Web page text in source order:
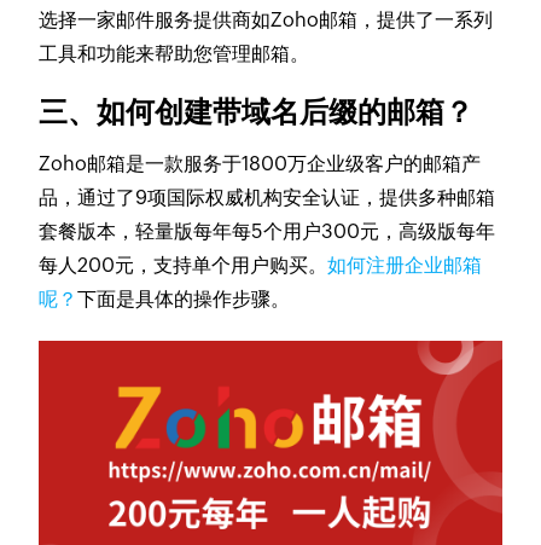
选择一家邮件服务提供商如Zoho邮箱，提供了一系列
工具和功能来帮助您管理邮箱。
三、如何创建带域名后缀的邮箱？
Zoho邮箱是一款服务于1800万企业级客户的邮箱产
品，通过了9项国际权威机构安全认证，提供多种邮箱
套餐版本，轻量版每年每5个用户300元，高级版每年
每人200元，支持单个用户购买。如何注册企业邮箱
呢？下面是具体的操作步骤。